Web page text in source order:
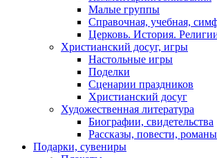
Малые группы
Справочная, учебная,
Церковь. История.
Христианский досуг, игры
Настольные игры
Поделки
Сценарии праздников
Христианский досуг
Художественная литература
Биографии, свидетельства
Рассказы, повести, романы
Подарки, сувениры